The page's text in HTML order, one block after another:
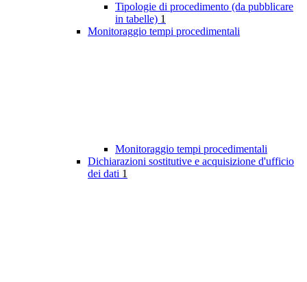
Tipologie di procedimento (da pubblicare
in tabelle) 1
Monitoraggio tempi procedimentali
Monitoraggio tempi procedimentali
Dichiarazioni sostitutive e acquisizione d'ufficio
dei dati 1